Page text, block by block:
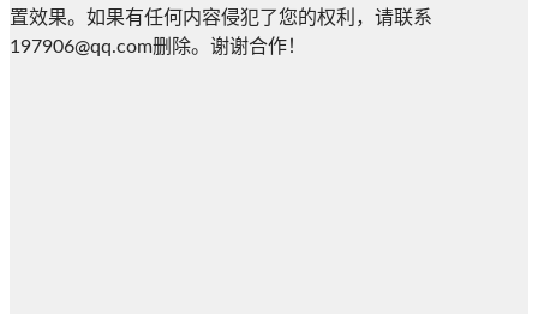
置效果。如果有任何内容侵犯了您的权利，请联系
197906@qq.com删除。谢谢合作！